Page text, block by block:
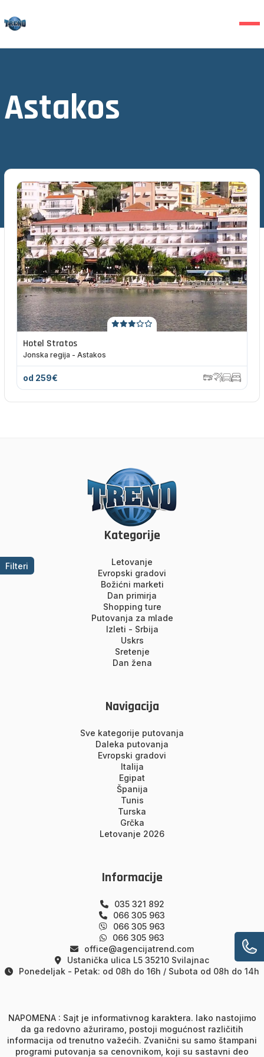
Astakos
Filteri
Hotel Stratos
Jonska regija - Astakos
od 259€
Kategorije
Letovanje
Evropski gradovi
Božićni marketi
Dan primirja
Shopping ture
Putovanja za mlade
Izleti - Srbija
Uskrs
Sretenje
Dan žena
Navigacija
Sve kategorije putovanja
Daleka putovanja
Evropski gradovi
Italija
Egipat
Španija
Tunis
Turska
Grčka
Letovanje 2026
Informacije
035 321 892
066 305 963
066 305 963
066 305 963
office@agencijatrend.com
Ustanička ulica L5 35210 Svilajnac
Ponedeljak - Petak: od 08h do 16h / Subota od 08h do 14h
NAPOMENA : Sajt je informativnog karaktera. Iako nastojimo
da ga redovno ažuriramo, postoji mogućnost različitih
informacija od trenutno važećih. Zvanični su samo štampani
programi putovanja sa cenovnikom, koji su sastavni deo